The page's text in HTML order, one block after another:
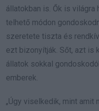
állatokban is. Ők is
telhető módon
szeretete tiszta és
ezt bizonyítják. Sőt, azt is
állatok sokkal
emberek.
„Úgy viselkedik, mint amit